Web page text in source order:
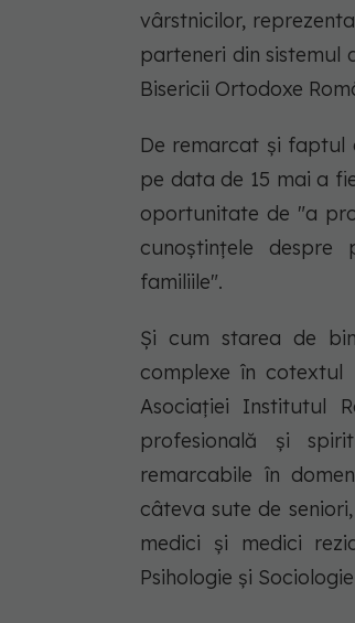
vârstnicilor,
parteneri din sistemul
Bisericii Ortodoxe
De remarcat şi faptul
pe data de 15 mai a
oportunitate de "a
cunoștințele despre
familiile".
Și cum starea de
complexe în
Asociației Institutul
profesională și
remarcabile în
câteva sute de
medici şi medici
Psihologie şi